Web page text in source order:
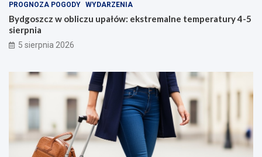
PROGNOZA POGODY WYDARZENIA
Bydgoszcz w obliczu upałów: ekstremalne temperatury 4-5
sierpnia
5 sierpnia 2026